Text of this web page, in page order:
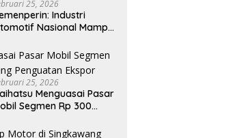
25, 2026
Industri
Nasional Mampu
Sendiri, Tak Perlu Impor
25, 2026
Menguasai Pasar
Segmen Rp 300